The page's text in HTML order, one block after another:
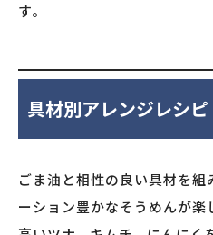
す。
具材別アレンジレシピ
ごま油と相性の良い具材を
ーション豊かなそうめんが楽